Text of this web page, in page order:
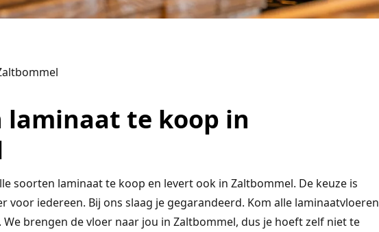
laminaat te koop in
soorten laminaat te koop en levert ook in Zaltbommel. De keuze is
voor iedereen. Bij ons slaag je gegarandeerd. Kom alle laminaatvloeren
brengen de vloer naar jou in Zaltbommel, dus je hoeft zelf niet te